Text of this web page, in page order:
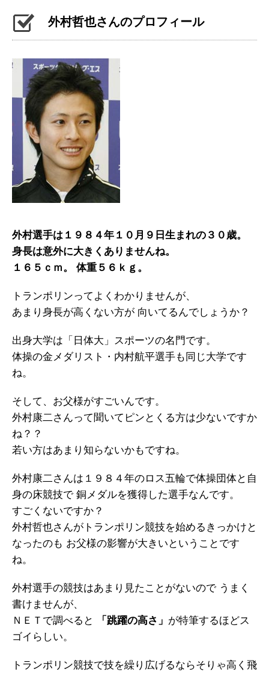
外村哲也さんのプロフィール
外村選手は１９８４年１０月９日生まれの３０歳。
身長は意外に大きくありませんね。
１６５ｃｍ。 体重５６ｋｇ。
トランポリンってよくわかりませんが、
あまり身長が高くない方が 向いてるんでしょうか？
出身大学は「日体大」スポーツの名門です。
体操の金メダリスト・内村航平選手も同じ大学です
ね。
そして、お父様がすごいんです。
外村康二さんって聞いてピンとくる方は少ないですか
ね？？
若い方はあまり知らないかもですね。
外村康二さんは１９８４年のロス五輪で体操団体と自
身の床競技で 銅メダルを獲得した選手なんです。
すごくないですか？
外村哲也さんがトランポリン競技を始めるきっかけと
なったのも お父様の影響が大きいということです
ね。
外村選手の競技はあまり見たことがないので うまく
書けませんが、
ＮＥＴで調べると
「跳躍の高さ」 が特筆するほどス
ゴイらしい。
トランポリン競技で技を繰り広げるならそりゃ高く飛